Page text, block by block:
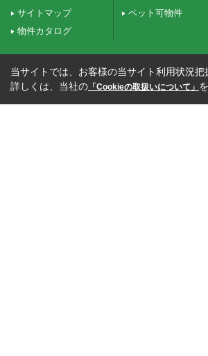
サイトマップ
物件カタログ
ペット可物件
当サイトでは、お客様の当サイト利用状況
詳しくは、当社の 「Cookieの取扱いについて」